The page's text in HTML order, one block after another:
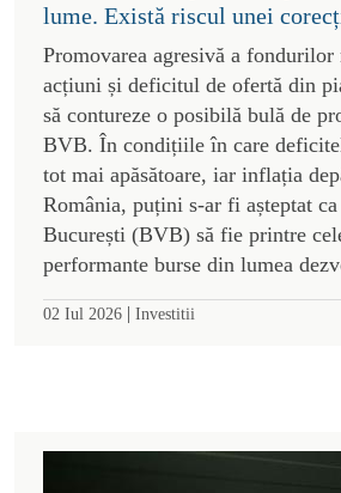
lume. Există riscul unei
Promovarea agresivă a fondurilor
acțiuni și deficitul de ofertă din
să contureze o posibilă bulă de
BVB. În condițiile în care
tot mai apăsătoare, iar inflația
România, puțini s-ar fi așteptat
București (BVB) să fie printre
performante burse din lumea
02 Iul 2026 | Investitii